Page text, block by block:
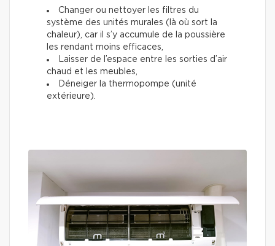
Changer ou nettoyer les filtres du
système des unités murales (là où sort la
chaleur), car il s’y accumule de la poussière
les rendant moins efficaces,
Laisser de l’espace entre les sorties d’air
chaud et les meubles,
Déneiger la thermopompe (unité
extérieure).